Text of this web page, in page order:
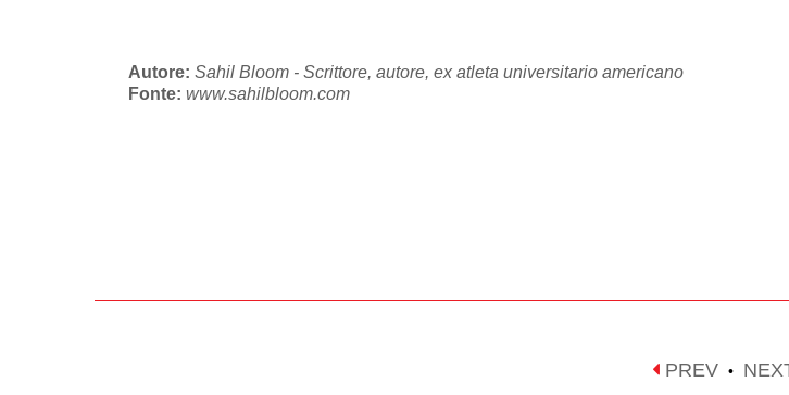
Autore: Sahil Bloom - Scrittore, autore, ex atleta universitario americano
Fonte: www.sahilbloom.com
PREV •